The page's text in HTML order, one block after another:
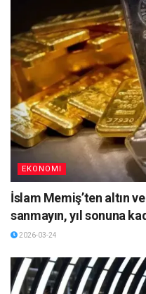
EKONOMI
İslam Memiş’ten altın
sanmayın, yıl sonuna
2026-03-24